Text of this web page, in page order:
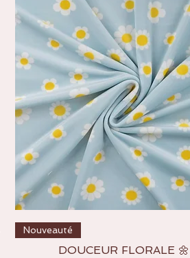
Nouveauté
DOUCEUR FLORALE 🌼